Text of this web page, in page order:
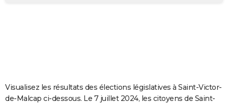
Carte de Noël
Carte Bonne année
Carte Saint-Valentin
Carte Pâques
Carte d'anniversaire
DICTIONNAIRE
Visualisez les résultats des élections législatives à Saint-Victor-
de-Malcap ci-dessous. Le 7 juillet 2024, les citoyens de Saint-